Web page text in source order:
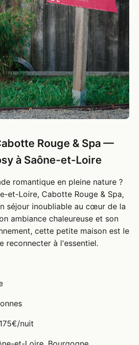
Rouge & Spa —
à Saône-et-Loire
romantique en pleine nature ?
et-Loire, Cabotte Rouge & Spa,
séjour inoubliable au cœur de la
ambiance chaleureuse et son
cette petite maison est le
reconnecter à l'essentiel.
nuit